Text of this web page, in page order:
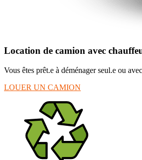
Location de camion avec
Vous êtes prêt.e à déménager seul.e ou
LOUER UN CAMION